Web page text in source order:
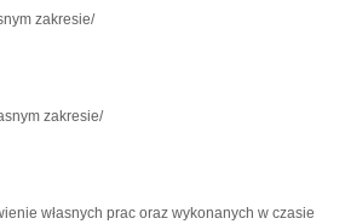
zakresie/
zakresie/
własnych prac oraz wykonanych w czasie